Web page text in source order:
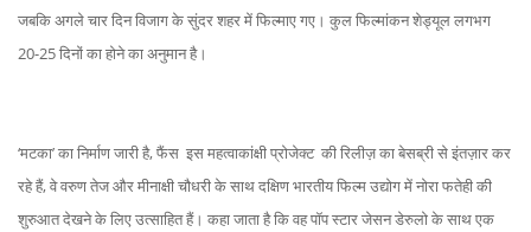
जबकि अगले चार दिन विजाग के सुंदर शहर में फिल्माए गए। कुल फिल्मांकन शेड्यूल लगभग
20-25 दिनों का होने का अनुमान है।
‘मटका’ का निर्माण जारी है, फैंस इस महत्वाकांक्षी प्रोजेक्ट की रिलीज़ का बेसब्री से इंतज़ार कर
रहे हैं, वे वरुण तेज और मीनाक्षी चौधरी के साथ दक्षिण भारतीय फिल्म उद्योग में नोरा फतेही की
शुरुआत देखने के लिए उत्साहित हैं। कहा जाता है कि वह पॉप स्टार जेसन डेरुलो के साथ एक